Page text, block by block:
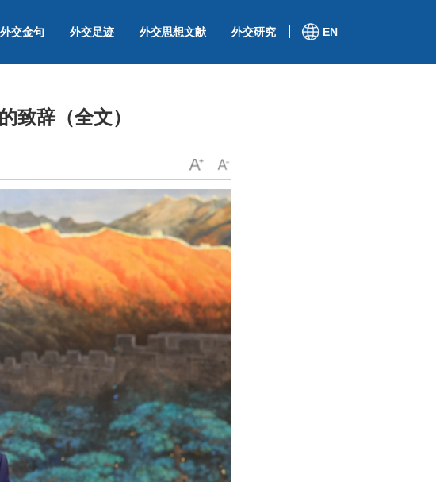
外交金句 外交足迹 外交思想文献 外交研究 EN
致辞（全文）